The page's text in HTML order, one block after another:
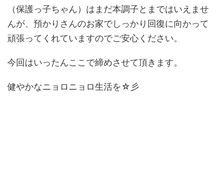
（保護っ子ちゃん）はまだ本調子とまではいえませ
んが、預かりさんのお家でしっかり回復に向かって
頑張ってくれていますのでご安心ください。
今回はいったんここで締めさせて頂きます。
健やかなニョロニョロ生活を☆彡